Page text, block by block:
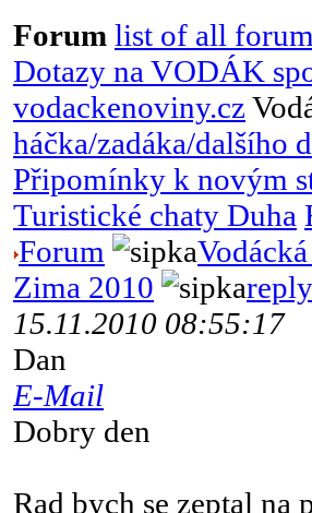
Forum list of all
Dotazy na VODÁK
vodackenoviny.cz
háčka/zadáka/dalšího
Připomínky k novým
Turistické chaty Duha
Forum
Zima 2010
reply
15.11.2010 08:55:17
Dan
E-Mail
Dobry den
Rad bych se zeptal